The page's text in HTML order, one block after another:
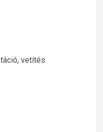
vetítés